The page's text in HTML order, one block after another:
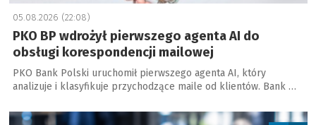
05.08.2026 (22:08)
PKO BP wdrożył pierwszego agenta AI do
obsługi korespondencji mailowej
PKO Bank Polski uruchomił pierwszego agenta AI, który
analizuje i klasyfikuje przychodzące maile od klientów. Bank …
a